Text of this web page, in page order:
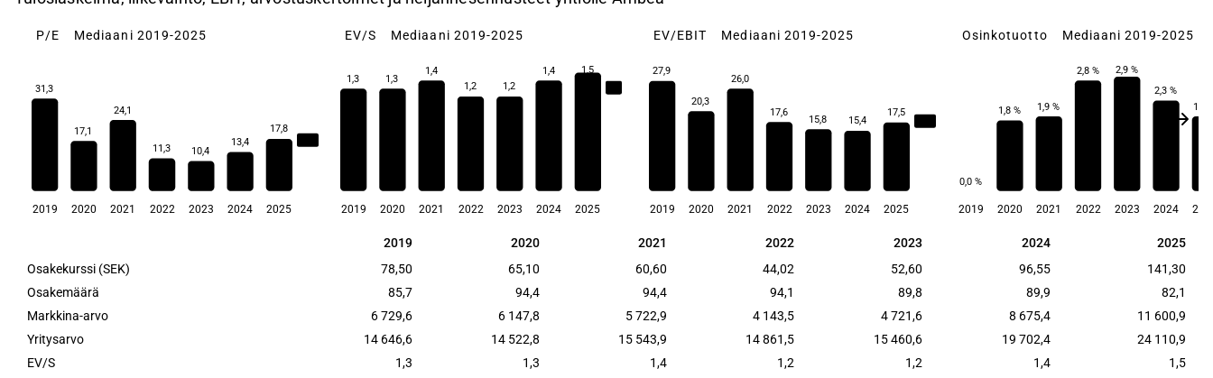
P/E Mediaani 2019-2025
31,3
17,1
24,1
11,3 10,4
13,4
17,8
2019 2020 2021 2022 2023 2024 2025
EV/S Mediaani 2019-2025
1,3 1,3
1,4
1,2
1,2
1,4 1,5
2019 2020 2021 2022 2023 2024 2025
EV/EBIT Mediaani 2019-2025
27,9
20,3
26,0
17,6
15,8 15,4
17,5
2019 2020 2021 2022 2023 2024 2025
Osinkotuotto Mediaani 2019-2025
0,0 %
1,8 % 1,9 %
2,8 % 2,9 %
2,3 %
1,9
2019 2020 2021 2022 2023 2024
2019 2020 2021 2022 2023 2024 2025
2019 2020 2021 2022 2023 2024
2025
Osakekurssi (SEK)
78,50 65,10 60,60 44,02 52,60 96,55
141,30
Osakemäärä
85,7 94,4 94,4 94,1 89,8 89,9
82,1
Markkina-arvo
6 729,6 6 147,8 5 722,9 4 143,5 4 721,6 8 675,4
11 600,9
Yritysarvo
14 646,6 14 522,8 15 543,9 14 861,5 15 460,6 19 702,4
24 110,9
EV/S
1,3 1,3 1,4 1,2 1,2 1,4
1,5